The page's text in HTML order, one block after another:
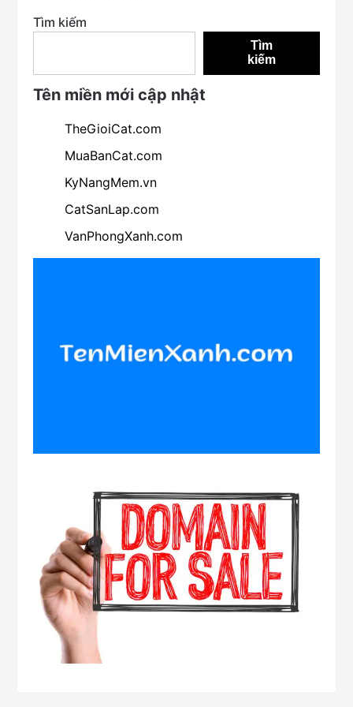
Tìm kiếm
Tìm
kiếm
Tên miền mới cập nhật
TheGioiCat.com
MuaBanCat.com
KyNangMem.vn
CatSanLap.com
VanPhongXanh.com